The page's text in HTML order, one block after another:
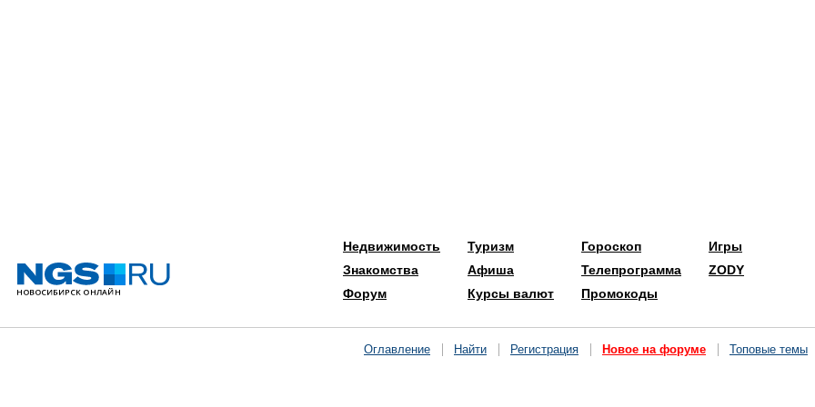
Недвижимость
Знакомства
Форум
Туризм
Афиша
Курсы валют
Гороскоп
Телепрограмма
Промокоды
Игры
ZODY
Оглавление Найти Регистрация Новое на форуме Топовые темы